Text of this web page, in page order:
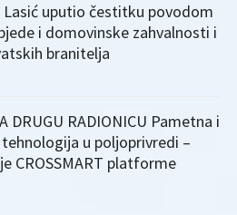
Lasić uputio čestitku povodom
i domovinske zahvalnosti i
branitelja
DRUGU RADIONICU Pametna i
u poljoprivredi –
CROSSMART platforme